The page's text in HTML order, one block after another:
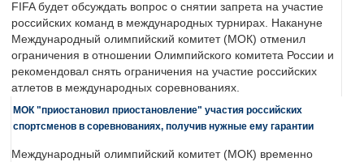
FIFA будет обсуждать вопрос о снятии запрета на участие
российских команд в международных турнирах. Накануне
Международный олимпийский комитет (МОК) отменил
ограничения в отношении Олимпийского комитета России и
рекомендовал снять ограничения на участие российских
атлетов в международных соревнованиях.
МОК "приостановил приостановление" участия российских
спортсменов в соревнованиях, получив нужные ему гарантии
Международный олимпийский комитет (МОК) временно